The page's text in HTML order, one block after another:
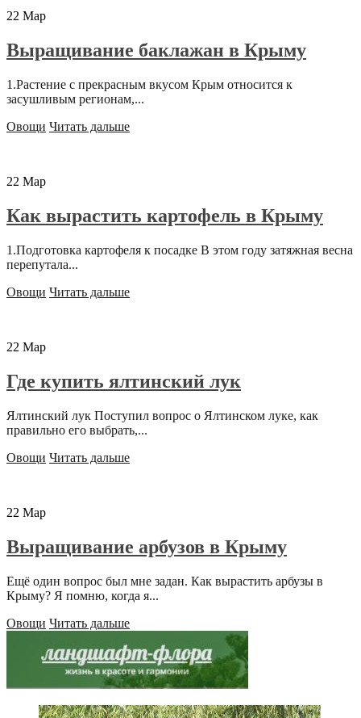
22 Мар
Выращивание баклажан в Крыму
1.Растение с прекрасным вкусом Крым относится к
засушливым регионам,...
Овощи Читать дальше
22 Мар
Как вырастить картофель в Крыму
1.Подготовка картофеля к посадке В этом году затяжная весна
перепутала...
Овощи Читать дальше
22 Мар
Где купить ялтинский лук
Ялтинский лук Поступил вопрос о Ялтинском луке, как
правильно его выбрать,...
Овощи Читать дальше
22 Мар
Выращивание арбузов в Крыму
Ещё один вопрос был мне задан. Как вырастить арбузы в
Крыму? Я помню, когда я...
Овощи Читать дальше